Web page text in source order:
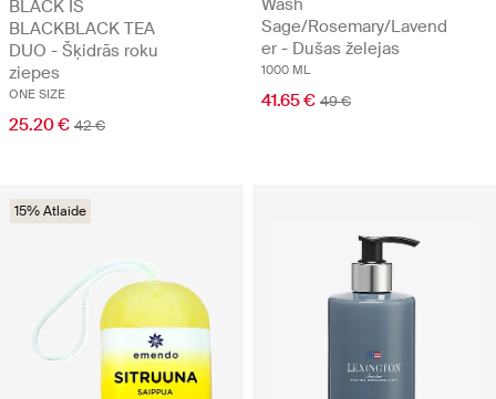
BLACK IS
BLACKBLACK TEA
DUO - Šķidrās roku
ziepes
ONE SIZE
25.20 € 42 €
Wash
Sage/Rosemary/Lavend
er - Dušas želejas
1000 ML
41.65 € 49 €
15% Atlaide